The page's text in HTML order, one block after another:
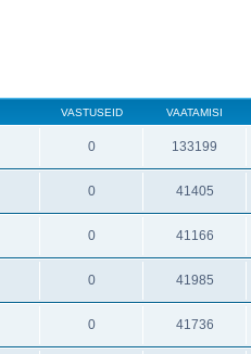
VASTUSEID VAATAMISI
0 133199
0 41405
0 41166
0 41985
0 41736